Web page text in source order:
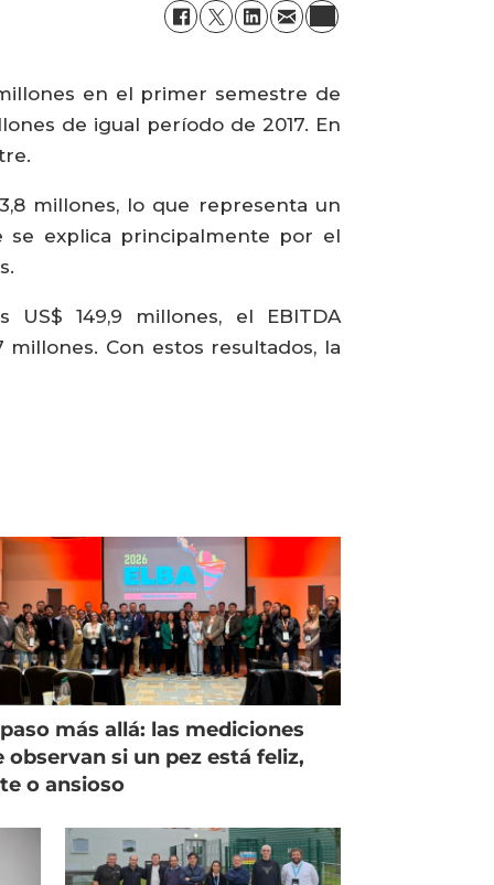
en el primer semestre de
de igual período de 2017. En
millones, lo que representa un
se explica principalmente por el
149,9 millones, el EBITDA
Con estos resultados, la
más allá: las mediciones
observan si un pez está feliz,
o ansioso